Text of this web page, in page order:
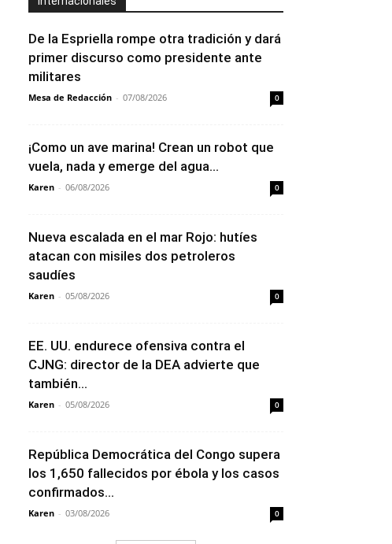
De la Espriella rompe otra tradición y dará
primer discurso como presidente ante
militares
Mesa de Redacción - 07/08/2026 0
¡Como un ave marina! Crean un robot que
vuela, nada y emerge del agua...
Karen - 06/08/2026 0
Nueva escalada en el mar Rojo: hutíes
atacan con misiles dos petroleros
saudíes
Karen - 05/08/2026 0
EE. UU. endurece ofensiva contra el
CJNG: director de la DEA advierte que
también...
Karen - 05/08/2026 0
República Democrática del Congo supera
los 1,650 fallecidos por ébola y los casos
confirmados...
Karen - 03/08/2026 0